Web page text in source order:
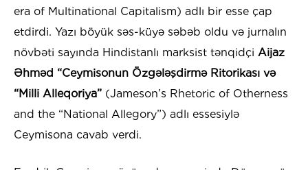
era of Multinational Capitalism) adlı bir esse çap
etdirdi. Yazı böyük səs-küyə səbəb oldu və jurnalın
növbəti sayında Hindistanlı marksist tənqidçi Aijaz
Əhməd “Ceymisonun Özgələşdirmə Ritorikası və
“Milli Alleqoriya” (Jameson’s Rhetoric of Otherness
and the “National Allegory”) adlı essesiylə
Ceymisona cavab verdi.